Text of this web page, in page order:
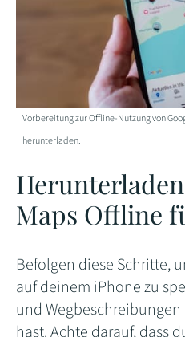
Vorbereitung zur Offline-Nutzung von
herunterladen.
Maps Offline
Befolgen diese Schritte,
auf deinem iPhone zu
und
hast. Achte darauf, dass